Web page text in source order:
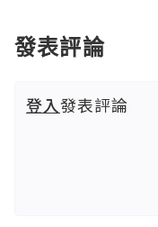
發表評論
登入發表評論